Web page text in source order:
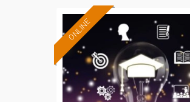
ONLINE
Formación 100%
subvencionada.
Para desempleados,
trabajadores y autónomos.